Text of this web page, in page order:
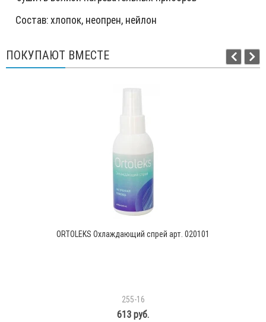
Состав: хлопок, неопрен, нейлон
ПОКУПАЮТ ВМЕСТЕ
ORTOLEKS Охлаждающий спрей арт. 020101
255-16
613 руб.